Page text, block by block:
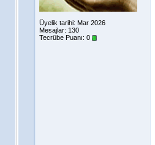
Üyelik tarihi: Mar 2026
Mesajlar: 130
Tecrübe Puanı: 0